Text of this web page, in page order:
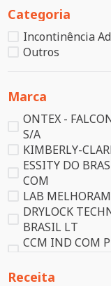
Categoria
Incontinência
Outros
Marca
ONTEX -
S/A
KIMBERLY-
ESSITY DO
COM
LAB
DRYLOCK
BRASIL LT
CCM IND COM
INCOFRAL
Receita